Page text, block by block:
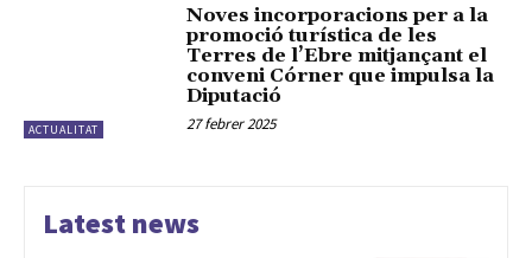
ACTUALITAT
Noves incorporacions per a la
promoció turística de les
Terres de l’Ebre mitjançant el
conveni Córner que impulsa la
Diputació
27 febrer 2025
Latest news